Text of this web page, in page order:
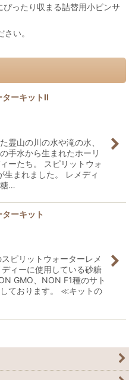
ったり収まる詰替用小ビンサ
い。
ーキットII
霊山の川の水や滝の水、
手水から生まれたホーリ
ーたち。 スピリットウォ
生まれました。 レメディ
…
ーキット
ピリットウォーターレメ
ィーに使用している砂糖
GMO、NON F1種のサト
ております。 ≪キットの